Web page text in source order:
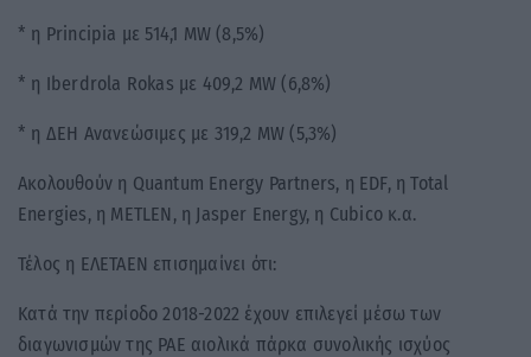
* η Principia με 514,1 MW (8,5%)
* η Iberdrola Rokas με 409,2 MW (6,8%)
* η ΔΕΗ Ανανεώσιμες με 319,2 MW (5,3%)
Ακολουθούν η Quantum Energy Partners, η EDF, η Total
Energies, η METLEN, η Jasper Energy, η Cubico κ.α.
Τέλος η ΕΛΕΤΑΕΝ επισημαίνει ότι:
Κατά την περίοδο 2018-2022 έχουν επιλεγεί μέσω των
διαγωνισμών της ΡΑΕ αιολικά πάρκα συνολικής ισχύος